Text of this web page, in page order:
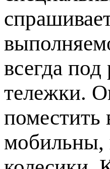
всегда
тележки.
поместить
мобильны,